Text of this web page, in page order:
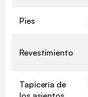
Pies
Revestimiento
Tapicería de